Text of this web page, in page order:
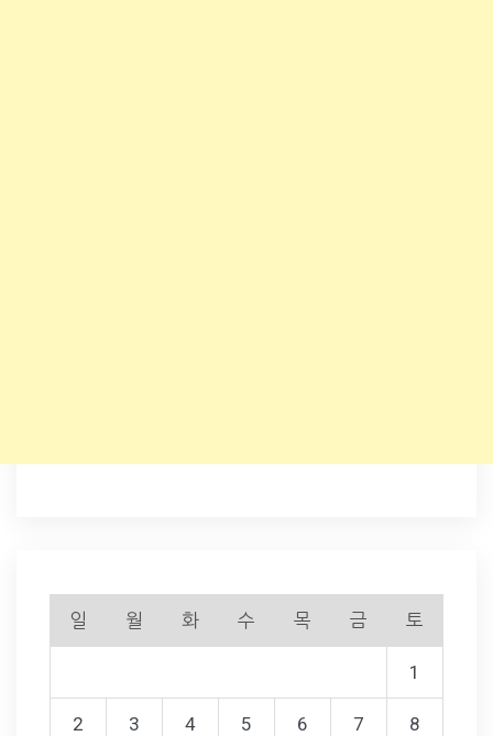
일 월 화 수 목 금 토
1
2 3 4 5 6 7 8